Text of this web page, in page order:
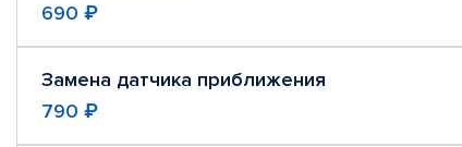
690 ₽
Замена датчика приближения
790 ₽